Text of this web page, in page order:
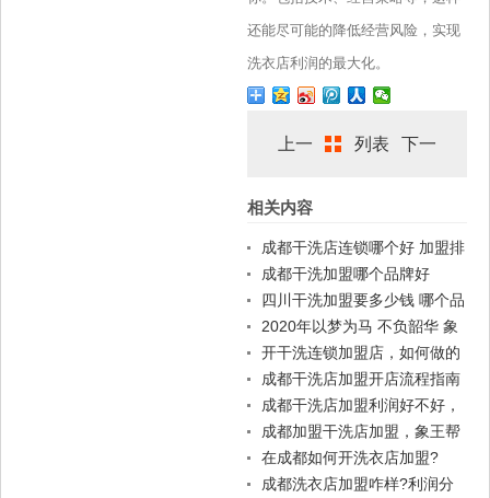
还能尽可能的降低经营风险，实现
洗衣店利润的最大化。
上一
篇
列表 下一
相关内容
成都干洗店连锁哪个好 加盟排
名
成都干洗加盟哪个品牌好
四川干洗加盟要多少钱 哪个品
牌好
2020年以梦为马 不负韶华 象
王洗衣店加盟
开干洗连锁加盟店，如何做的
有姿有色
成都干洗店加盟开店流程指南
成都干洗店加盟利润好不好，
十几万是没问题的
成都加盟干洗店加盟，象王帮
你赚钱
在成都如何开洗衣店加盟?
成都洗衣店加盟咋样?利润分